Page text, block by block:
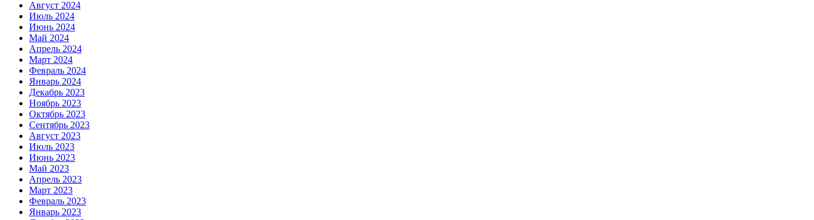
Август 2024
Июль 2024
Июнь 2024
Май 2024
Апрель 2024
Март 2024
Февраль 2024
Январь 2024
Декабрь 2023
Ноябрь 2023
Октябрь 2023
Сентябрь 2023
Август 2023
Июль 2023
Июнь 2023
Май 2023
Апрель 2023
Март 2023
Февраль 2023
Январь 2023